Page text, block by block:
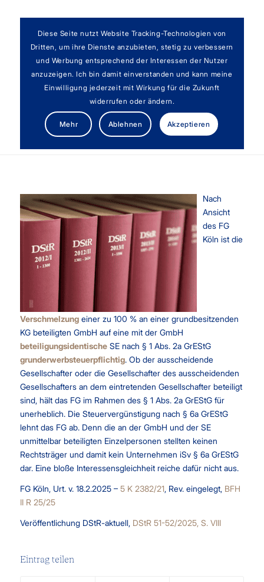
Grunderwerbsteuer bei Verschmelzung
beteiligungsidentischer Gesellschaften
Nach
Ansicht
des FG
Köln ist die
Verschmelzungeiner zu 100 % an einer grundbesitzenden
KG beteiligten GmbH auf eine mit der GmbH
beteiligungsidentischeSE nach § 1 Abs. 2a GrEStG
grunderwerbsteuerpflichtig. Ob der ausscheidende
Gesellschafter oder die Gesellschafter des ausscheidenden
Gesellschafters an dem eintretenden Gesellschafter beteiligt
sind, hält das FG im Rahmen des § 1 Abs. 2a GrEStG für
unerheblich. Die Steuervergünstigung nach § 6a GrEStG
lehnt das FG ab. Denn die an der GmbH und der SE
unmittelbar beteiligten Einzelpersonen stellten keinen
Rechtsträger und damit kein Unternehmen iSv § 6a GrEStG
dar. Eine bloße Interessensgleichheit reiche dafür nicht aus.
FG Köln, Urt. v. 18.2.2025 – 5 K 2382/21, Rev. eingelegt, BFH
II R 25/25
Veröffentlichung DStR-aktuell, DStR 51-52/2025, S. VIII
Eintrag teilen
Diese Seite nutzt Website Tracking-Technologien von
Dritten, um ihre Dienste anzubieten, stetig zu verbessern
und Werbung entsprechend der Interessen der Nutzer
anzuzeigen. Ich bin damit einverstanden und kann meine
Einwilligung jederzeit mit Wirkung für die Zukunft
widerrufen oder ändern.
Mehr Ablehnen Akzeptieren